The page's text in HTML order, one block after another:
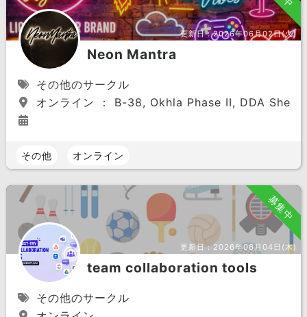
更新日：2026年06月02日(火)
Neon Mantra
その他のサークル
オンライン ： B-38, Okhla Phase II, DDA
その他 オンライン
募集中
更新日：2026年06月04日(木)
team collaboration tools
その他のサークル